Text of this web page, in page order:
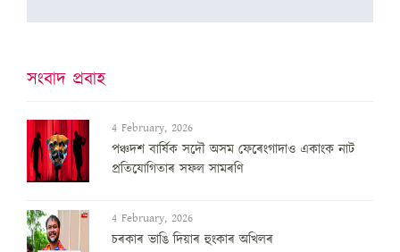
সংবাদ প্ৰবাহ
4 February, 2026
পঞ্চদশ বার্ষিক সদৌ অসম ফেৰেংগাদাও একাংক নাট
প্রতিযোগিতাৰ সফল সামৰণি
4 February, 2026
চৰকাৰ ভাঙি দিয়াৰ হুংকাৰ অখিলৰ